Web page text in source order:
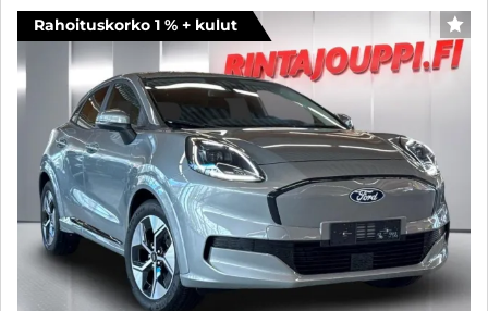
Rahoituskorko 1 % + kulut